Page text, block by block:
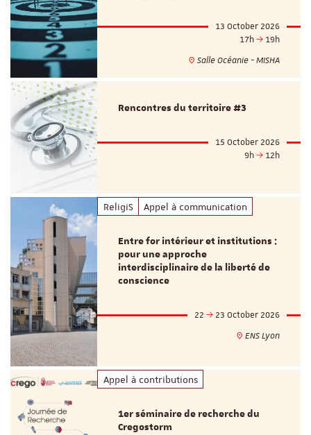
13 October 2026
17h
19h
Salle Océanie - MISHA
Rencontres du territoire #3
15 October 2026
9h
12h
ReligiS Appel à communication
Entre for intérieur et institutions :
pour une approche
interdisciplinaire de la liberté de
conscience
22
23 October 2026
ENS Lyon
Appel à contributions
1er séminaire de recherche du
Cregostorm